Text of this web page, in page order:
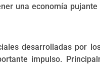
una economía
desarrolladas por
impulso.